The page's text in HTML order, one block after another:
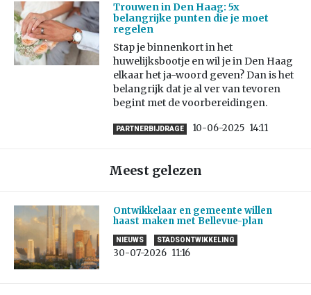
Trouwen in Den Haag: 5x
belangrijke punten die je moet
regelen
Stap je binnenkort in het
huwelijksbootje en wil je in Den Haag
elkaar het ja-woord geven? Dan is het
belangrijk dat je al ver van tevoren
begint met de voorbereidingen.
PARTNERBIJDRAGE 10-06-2025 14:11
Meest gelezen
Ontwikkelaar en gemeente willen
haast maken met Bellevue-plan
NIEUWS STADSONTWIKKELING
30-07-2026 11:16